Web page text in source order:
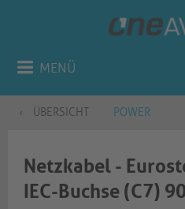
MENÜ
ÜBERSICHT POWER
Netzkabel -
IEC-Buchse (C7)